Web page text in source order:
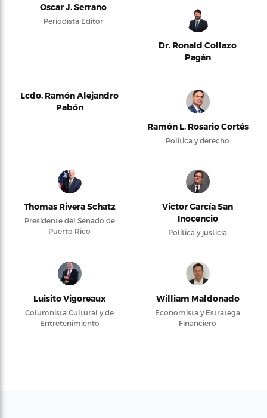
Oscar J. Serrano
Periodista Editor
Dr. Ronald Collazo
Pagán
Lcdo. Ramón Alejandro
Pabón
Ramón L. Rosario Cortés
Política y derecho
Thomas Rivera Schatz
Presidente del Senado de
Puerto Rico
Víctor García San
Inocencio
Política y justicia
Luisito Vigoreaux
Columnista Cultural y de
Entretenimiento
William Maldonado
Economista y Estratega
Financiero